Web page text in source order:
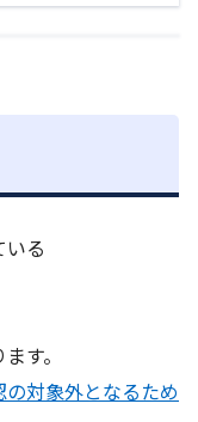
る
す。
対象外となるため